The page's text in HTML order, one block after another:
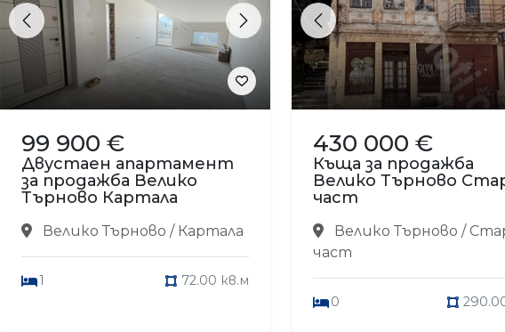
Previous Next
99 900 €
Двустаен апартамент
за продажба Велико
Търново Картала
Велико Търново / Картала
1 72.00 кв.м
Previous
430 000 €
Къща за продажба
Велико Търново
част
Велико Търново /
част
0